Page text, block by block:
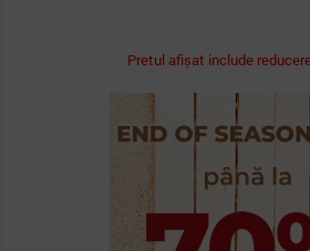
Pretul afișat include